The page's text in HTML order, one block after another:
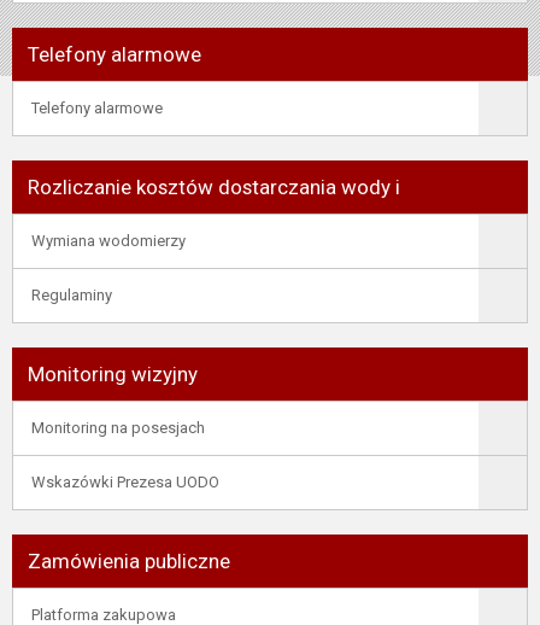
Telefony alarmowe
Telefony alarmowe
Rozliczanie kosztów dostarczania wody i
Wymiana wodomierzy
Regulaminy
Monitoring wizyjny
Monitoring na posesjach
Wskazówki Prezesa UODO
Zamówienia publiczne
Platforma zakupowa